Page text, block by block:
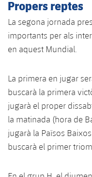
Propers reptes
La segona jornada
importants per als
en aquest Mundial.
La primera en jugar
buscarà la primera
jugarà el proper
la matinada (hora de
jugarà la Països
buscarà el primer